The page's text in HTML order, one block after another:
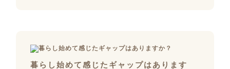
暮らし始めて感じたギャップはあります